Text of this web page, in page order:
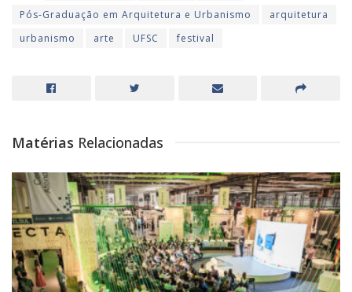
Pós-Graduação em Arquitetura e Urbanismo
arquitetura
urbanismo
arte UFSC festival
Matérias Relacionadas